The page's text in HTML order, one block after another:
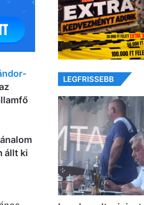
állt ki
LEGFRISSEBB